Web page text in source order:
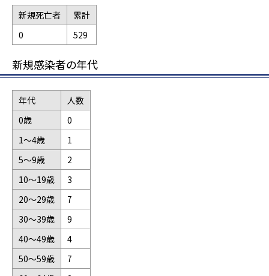
新規死亡者
累計
0
529
新規感染者の年代
年代
人数
0歳
0
1～4歳
1
5～9歳
2
10～19歳
3
20～29歳
7
30～39歳
9
40～49歳
4
50～59歳
7